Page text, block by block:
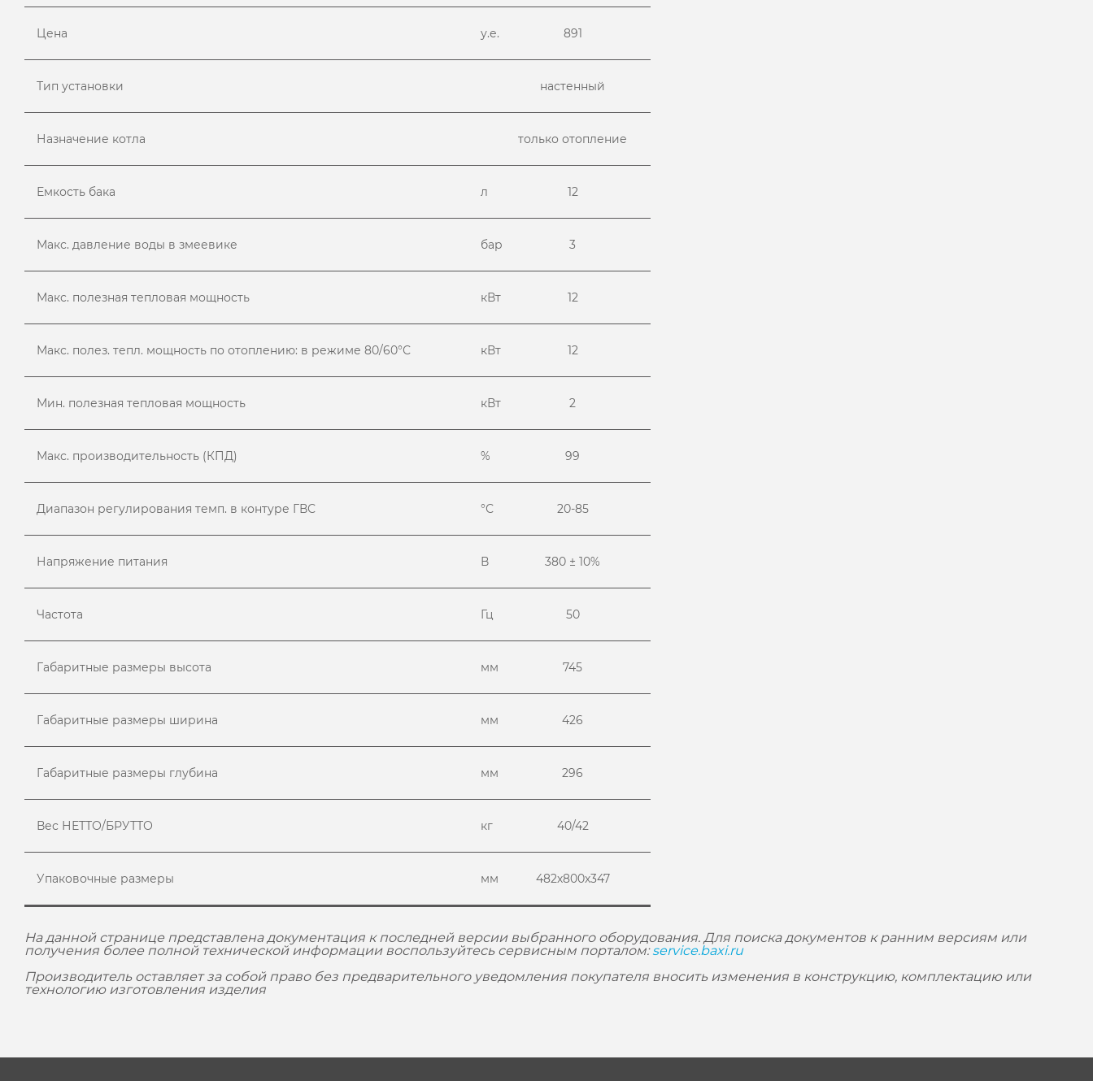
Цена у.е. 891
Тип установки настенный
Назначение котла только отопление
Емкость бака л 12
Макс. давление воды в змеевике бар 3
Макс. полезная тепловая мощность кВт 12
Макс. полез. тепл. мощность по отоплению: в режиме 80/60°С кВт 12
Мин. полезная тепловая мощность кВт 2
Макс. производительность (КПД) % 99
Диапазон регулирования темп. в контуре ГВС °С 20-85
Напряжение питания В 380 ± 10%
Частота Гц 50
Габаритные размеры высота мм 745
Габаритные размеры ширина мм 426
Габаритные размеры глубина мм 296
Вес НЕТТО/БРУТТО кг 40/42
Упаковочные размеры мм 482х800х347
На данной странице представлена документация к последней версии выбранного оборудования. Для поиска документов к ранним версиям или
получения более полной технической информации воспользуйтесь сервисным порталом:service.baxi.ru
Производитель оставляет за собой право без предварительного уведомления покупателя вносить изменения в конструкцию, комплектацию или
технологию изготовления изделия